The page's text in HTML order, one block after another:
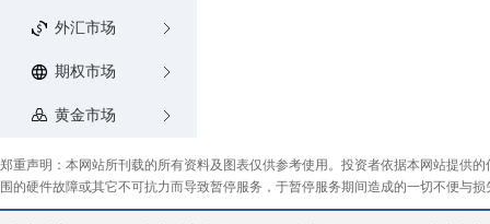
外汇市场
期权市场
黄金市场
郑重声明：本网站所刊载的所有资料及图表仅供参考使用。投资者依据本网站提供
围的硬件故障或其它不可抗力而导致暂停服务，于暂停服务期间造成的一切不便与